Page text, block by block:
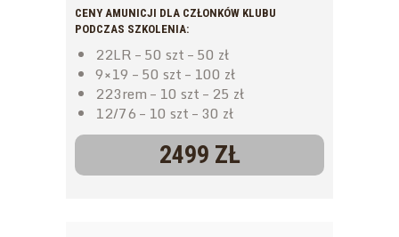
CENY AMUNICJI DLA CZŁONKÓW KLUBU
PODCZAS SZKOLENIA:
22LR – 50 szt – 50 zł
9×19 – 50 szt – 100 zł
223rem – 10 szt – 25 zł
12/76 – 10 szt – 30 zł
2499 ZŁ